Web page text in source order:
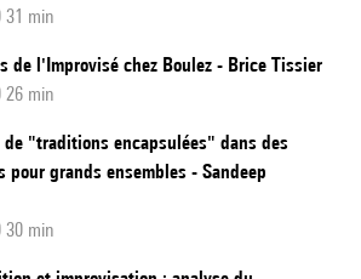
31 min
de l'Improvisé chez Boulez - Brice Tissier
26 min
"traditions encapsulées" dans des
pour grands ensembles - Sandeep
30 min